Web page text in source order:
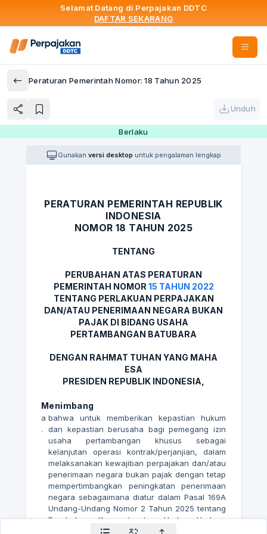
Selamat Datang di Perpajakan DDTC
DAFTAR SEKARANG
Peraturan Pemerintah Nomor: 18 Tahun 2025
Unduh
Berlaku
Gunakan versi desktop untuk pengalaman lengkap
PERATURAN PEMERINTAH REPUBLIK
INDONESIA
NOMOR 18 TAHUN 2025
TENTANG
PERUBAHAN ATAS PERATURAN
PEMERINTAH NOMOR 15 TAHUN 2022
TENTANG PERLAKUAN PERPAJAKAN
DAN/ATAU PENERIMAAN NEGARA BUKAN
PAJAK DI BIDANG USAHA
PERTAMBANGAN BATUBARA
DENGAN RAHMAT TUHAN YANG MAHA
ESA
PRESIDEN REPUBLIK INDONESIA,
Menimbang
a
.
bahwa untuk memberikan kepastian hukum
dan kepastian berusaha bagi pemegang izin
usaha pertambangan khusus sebagai
kelanjutan operasi kontrak/perjanjian, dalam
melaksanakan kewajiban perpajakan dan/atau
penerimaan negara bukan pajak dengan tetap
mempertimbangkan peningkatan penerimaan
negara sebagaimana diatur dalam Pasal 169A
Undang-Undang Nomor 2 Tahun 2025 tentang
Perubahan Keempat atas Undang-Undang
Nomor 4 Tahun 2009 tentang Pertambangan